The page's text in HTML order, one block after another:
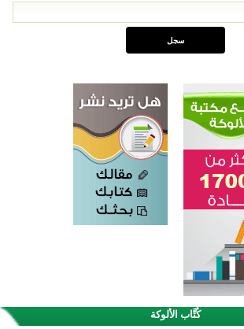
كُتَّاب الألوكة
لمسابقة حفظ وتلاوة القرآن الكريم في أزناكاييف